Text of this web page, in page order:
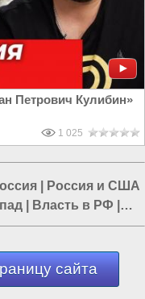
Петрович Кулибин»
1 025
Россия и США
Власть в РФ
сайта